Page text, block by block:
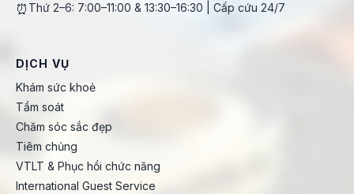
⏰ Thứ 2–6: 7:00–11:00 & 13:30–16:30 | Cấp cứu 24/7
DỊCH VỤ
Khám sức khoẻ
Tầm soát
Chăm sóc sắc đẹp
Tiêm chủng
VTLT & Phục hồi chức năng
International Guest Service